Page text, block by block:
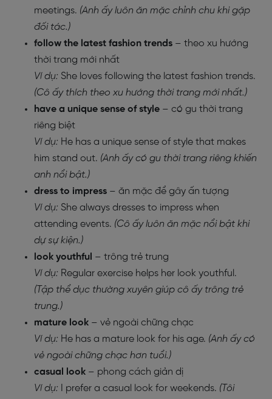
meetings. (Anh ấy luôn ăn mặc chỉnh chu khi gặp
đối tác.)
follow the latest fashion trends – theo xu hướng
thời trang mới nhất
Ví dụ: She loves following the latest fashion trends.
(Cô ấy thích theo xu hướng thời trang mới nhất.)
have a unique sense of style – có gu thời trang
riêng biệt
Ví dụ: He has a unique sense of style that makes
him stand out. (Anh ấy có gu thời trang riêng khiến
anh nổi bật.)
dress to impress – ăn mặc để gây ấn tượng
Ví dụ: She always dresses to impress when
attending events. (Cô ấy luôn ăn mặc nổi bật khi
dự sự kiện.)
look youthful – trông trẻ trung
Ví dụ: Regular exercise helps her look youthful.
(Tập thể dục thường xuyên giúp cô ấy trông trẻ
trung.)
mature look – vẻ ngoài chững chạc
Ví dụ: He has a mature look for his age. (Anh ấy có
vẻ ngoài chững chạc hơn tuổi.)
casual look – phong cách giản dị
Ví dụ: I prefer a casual look for weekends. (Tôi